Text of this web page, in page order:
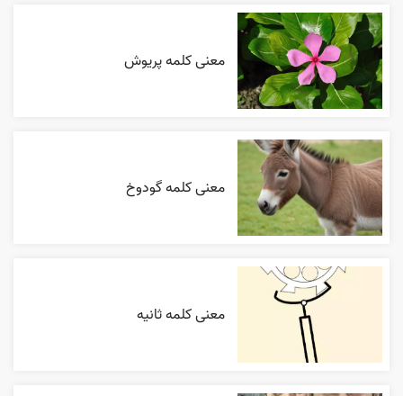
معنی کلمه پریوش
معنی کلمه گودوخ
معنی کلمه ثانیه